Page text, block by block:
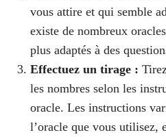
vous attire et qui semble
existe de nombreux
plus adaptés à des
Effectuez un tirage :
les nombres selon les
oracle. Les instructions
l’oracle que vous utilisez,